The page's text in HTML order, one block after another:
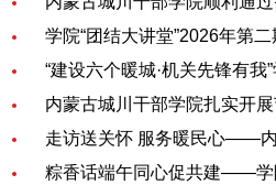
学院“团结大讲堂”2026年第
食宿楼卫生间热水器采购、安
零星工程询价结果公告
食宿楼卫生间热水器采购、安